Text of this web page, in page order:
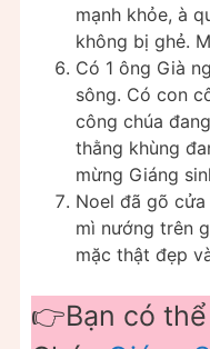
mạnh khỏe, à
không bị ghẻ.
Có 1 ông Già
sông. Có con
công chúa
thằng khùng
mừng Giáng
Noel đã gõ
mì nướng trên
mặc thật đẹp
👉Bạn có